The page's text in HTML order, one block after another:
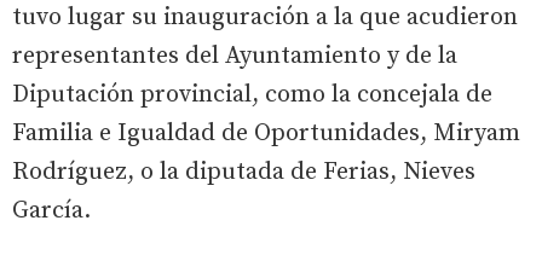
tuvo lugar su inauguración a la que acudieron
representantes del Ayuntamiento y de la
Diputación provincial, como la concejala de
Familia e Igualdad de Oportunidades, Miryam
Rodríguez, o la diputada de Ferias, Nieves
García.